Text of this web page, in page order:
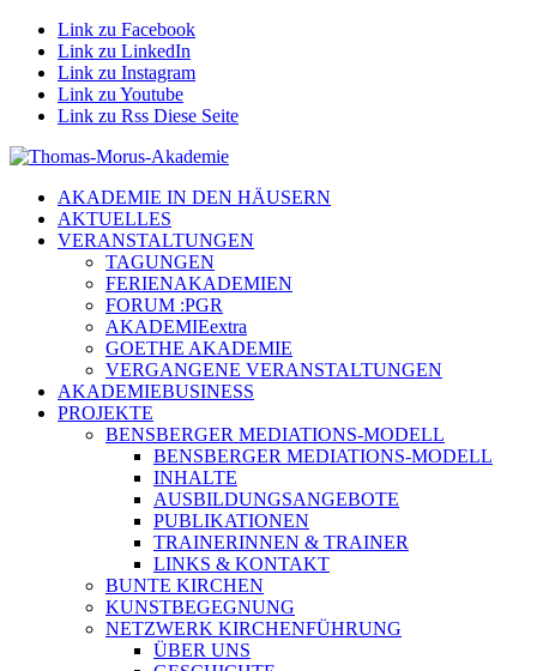
Link zu Facebook
Link zu LinkedIn
Link zu Instagram
Link zu Youtube
Link zu Rss Diese Seite
AKADEMIE IN DEN HÄUSERN
AKTUELLES
VERANSTALTUNGEN
TAGUNGEN
FERIENAKADEMIEN
FORUM :PGR
AKADEMIEextra
GOETHE AKADEMIE
VERGANGENE VERANSTALTUNGEN
AKADEMIEBUSINESS
PROJEKTE
BENSBERGER MEDIATIONS-MODELL
BENSBERGER MEDIATIONS-MODELL
INHALTE
AUSBILDUNGSANGEBOTE
PUBLIKATIONEN
TRAINERINNEN & TRAINER
LINKS & KONTAKT
BUNTE KIRCHEN
KUNSTBEGEGNUNG
NETZWERK KIRCHENFÜHRUNG
ÜBER UNS